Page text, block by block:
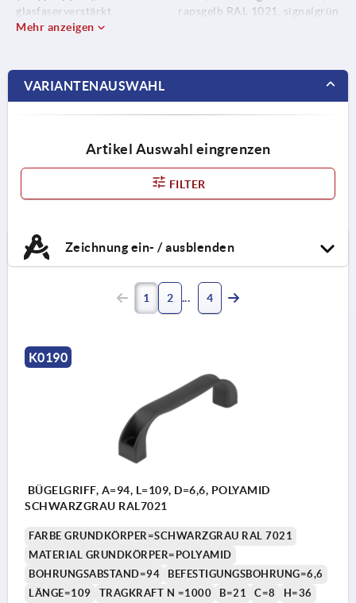
glasfaserverstärkt.
rapsgelb RAL 1021, signalgrün
Mehr anzeigen
VARIANTENAUSWAHL
Artikel Auswahl eingrenzen
FILTER
Zeichnung ein- / ausblenden
1 2 4
K0190
BÜGELGRIFF, A=94, L=109, D=6,6, POLYAMID
SCHWARZGRAU RAL7021
FARBE GRUNDKÖRPER=SCHWARZGRAU RAL 7021
MATERIAL GRUNDKÖRPER=POLYAMID
BOHRUNGSABSTAND=94
BEFESTIGUNGSBOHRUNG=6,6
LÄNGE=109
TRAGKRAFT N =1000 B=21 C=8
H=36